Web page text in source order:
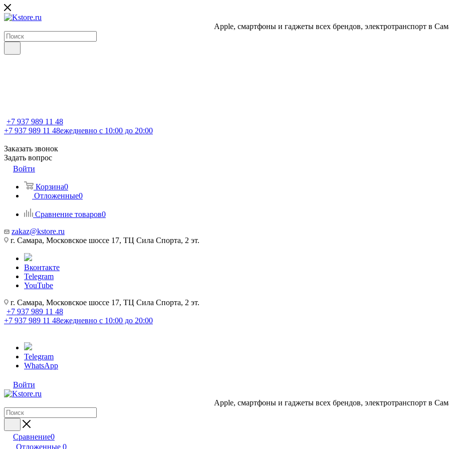
Apple, cмартфоны и гаджеты всех брендов, электротранспорт в
+7 937 989 11 48
+7 937 989 11 48ежедневно с 10:00 до 20:00
Заказать звонок
Задать вопрос
Войти
Корзина0
Отложенные0
Сравнение товаров0
zakaz@kstore.ru
г. Самара, Московское шоссе 17, ТЦ Сила Спорта, 2 эт.
Вконтакте
Telegram
YouTube
г. Самара, Московское шоссе 17, ТЦ Сила Спорта, 2 эт.
+7 937 989 11 48
+7 937 989 11 48ежедневно с 10:00 до 20:00
Telegram
WhatsApp
Войти
Apple, cмартфоны и гаджеты всех брендов, электротранспорт в
Сравнение0
Отложенные 0